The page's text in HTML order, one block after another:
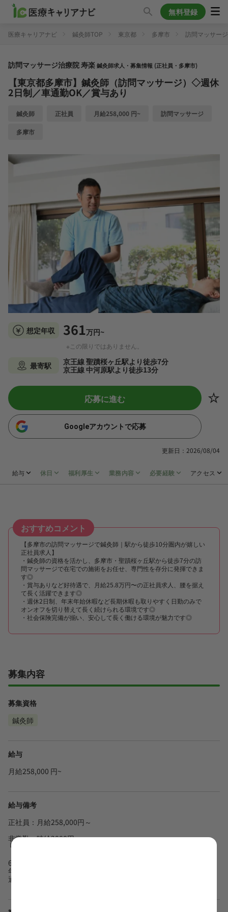
無料登録
医療キャリアナビ 鍼灸師TOP 東京都 多摩市 訪問マッサー
訪問マッサージ治療院 寿楽鍼灸師求人・募集情報 (正社員・多摩市)
【東京都多摩市】鍼灸師（訪問マッサージ）◇週休
2日制／車通勤OK／賞与あり
鍼灸師 正社員 月給258,000 円~ 訪問マッサージ
多摩市
想定年収 361万円~
※この限りではありません。
最寄駅
京王線 聖蹟桜ヶ丘駅より徒歩7分
京王線 中河原駅より徒歩13分
応募に進む
Googleアカウントで応募
更新日：2026/08/04
給与 休日 福利厚生 業務内容 必要経験 アクセス
おすすめコメント
【多摩市の訪問マッサージで鍼灸師｜駅から徒歩10分圏内が嬉しい
正社員求人】
・鍼灸師の資格を活かし、多摩市・聖蹟桜ヶ丘駅から徒歩7分の訪
問マッサージで在宅での施術をお任せ、専門性を存分に発揮できま
す◎
・賞与ありなど好待遇で、月給25.8万円〜の正社員求人、腰を据え
て長く活躍できます◎
・週休2日制、年末年始休暇など長期休暇も取りやすく日勤のみで
オンオフを切り替えて長く続けられる環境です◎
・社会保険完備が揃い、安心して長く働ける環境が魅力です◎
募集内容
募集資格
鍼灸師
給与
月給258,000 円~
給与備考
正社員：月給258,000円～
非常勤：時給2000円
└週1~5日で相談可能
6月、12月の賞与でそれぞれ月給の一か月分支給。
年収3,612,000円～
通勤費別途支給